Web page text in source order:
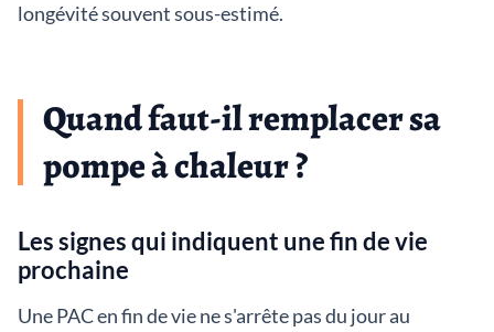
longévité souvent sous-estimé.
Quand faut-il remplacer sa
pompe à chaleur ?
Les signes qui indiquent une fin de vie
prochaine
Une PAC en fin de vie ne s'arrête pas du jour au